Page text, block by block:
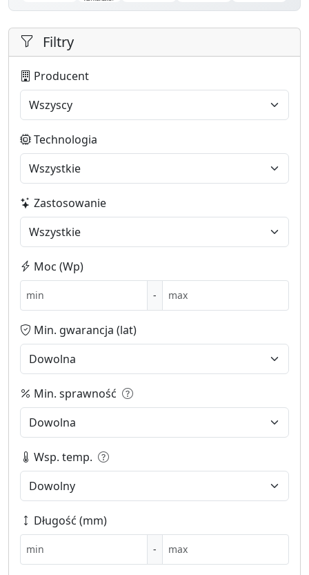
Filtry
Producent
Technologia
Zastosowanie
Moc (Wp)
-
Min. gwarancja (lat)
Min. sprawność
Wsp. temp.
Długość (mm)
-